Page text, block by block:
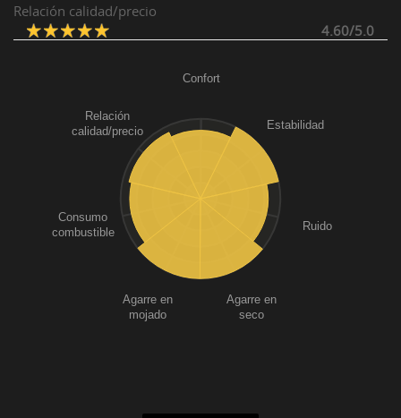
Relación calidad/precio
4.60/5.0
Confort
Estabilidad
Ruido
Agarre en
seco
Agarre en
mojado
Consumo
combustible
Relación
calidad/precio